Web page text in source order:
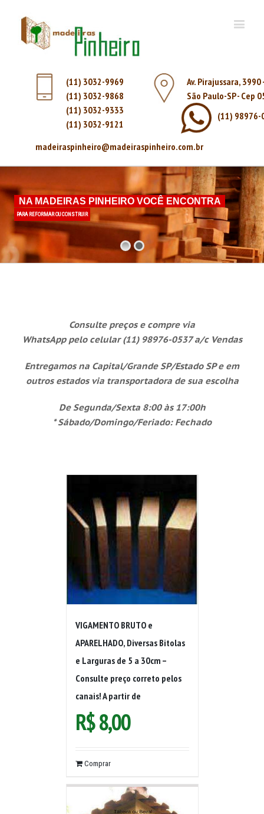
(11) 3032-9969
(11) 3032-9868
(11) 3032-9333
(11) 3032-9121
Av. Pirajussara,
São Paulo-SP - Cep
(11) 98976-
madeiraspinheiro@madeiraspinheiro.com.br
NA MADEIRAS PINHEIRO VOCÊ ENCONTRA
PARA REFORMAR OU CONSTRUIR
Consulte preços e compre via
WhatsApp pelo celular (11) 98976-0537 a/c Vendas
Entregamos na Capital/Grande SP/Estado SP e em
outrosestados via transportadora de sua escolha
De Segunda/Sexta 8:00 às 17:00h
*Sábado/Domingo/Feriado: Fechado
VIGAMENTO BRUTO e
APARELHADO, Diversas Bitolas
e Larguras de 5 a 30cm –
Consulte preço correto pelos
canais! A partir de
R$8,00
Comprar